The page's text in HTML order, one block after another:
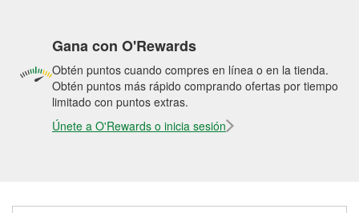
Gana con O'Rewards
Obtén puntos cuando compres en línea o en la tienda.
Obtén puntos más rápido comprando ofertas por tiempo
limitado con puntos extras.
Únete a O'Rewards o inicia sesión